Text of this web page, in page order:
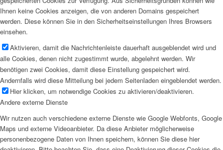
Ihnen keine Cookies anzeigen, die von anderen Domains gespeichert
werden. Diese können Sie in den Sicherheitseinstellungen Ihres Browsers
einsehen.
Aktivieren, damit die Nachrichtenleiste dauerhaft ausgeblendet wird und
alle Cookies, denen nicht zugestimmt wurde, abgelehnt werden. Wir
benötigen zwei Cookies, damit diese Einstellung gespeichert wird.
Andernfalls wird diese Mitteilung bei jedem Seitenladen eingeblendet werden.
Hier klicken, um notwendige Cookies zu aktivieren/deaktivieren.
Andere externe Dienste
Wir nutzen auch verschiedene externe Dienste wie Google Webfonts, Google
Maps und externe Videoanbieter. Da diese Anbieter möglicherweise
personenbezogene Daten von Ihnen speichern, können Sie diese hier